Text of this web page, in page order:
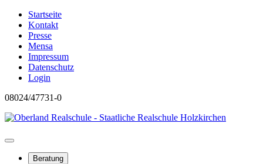
Startseite
Kontakt
Presse
Mensa
Impressum
Datenschutz
Login
08024/47731-0
Beratung